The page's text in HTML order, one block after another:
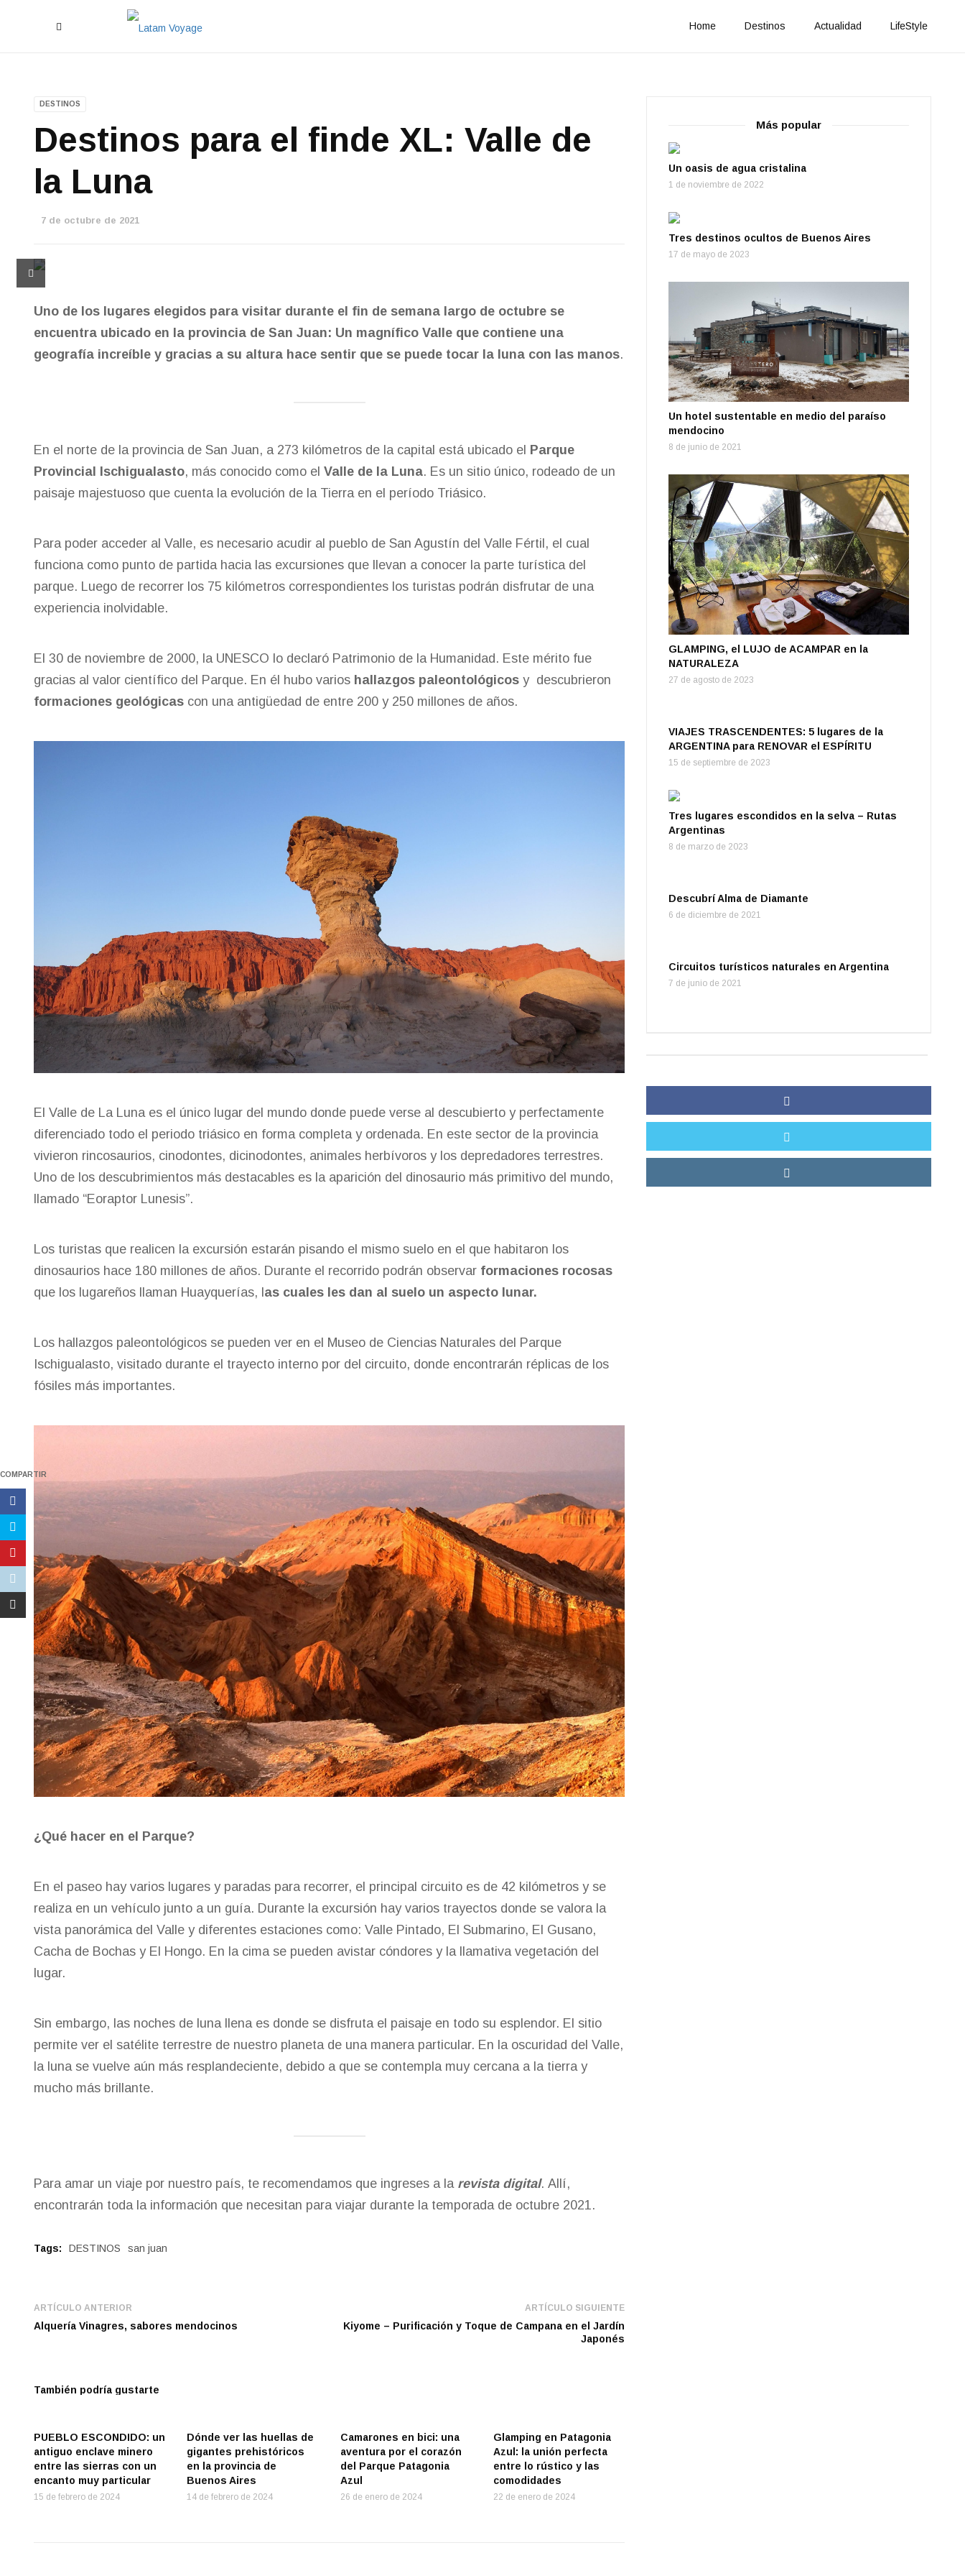
Home Destinos Actualidad LifeStyle
DESTINOS
Destinos para el finde XL: Valle de
la Luna
7 de octubre de 2021
COMPARTIR
Uno de los lugares elegidos para visitar durante el fin de semana largo de octubre se
encuentra ubicado en la provincia de San Juan: Un magnífico Valle que contiene una
geografía increíble y gracias a su altura hace sentir que se puede tocar la luna con las manos.
En el norte de la provincia de San Juan, a 273 kilómetros de la capital está ubicado el Parque
Provincial Ischigualasto, más conocido como el Valle de la Luna. Es un sitio único, rodeado de un
paisaje majestuoso que cuenta la evolución de la Tierra en el período Triásico.
Para poder acceder al Valle, es necesario acudir al pueblo de San Agustín del Valle Fértil, el cual
funciona como punto de partida hacia las excursiones que llevan a conocer la parte turística del
parque. Luego de recorrer los 75 kilómetros correspondientes los turistas podrán disfrutar de una
experiencia inolvidable.
El 30 de noviembre de 2000, la UNESCO lo declaró Patrimonio de la Humanidad. Este mérito fue
gracias al valor científico del Parque. En él hubo varios hallazgos paleontológicos y descubrieron
formaciones geológicas con una antigüedad de entre 200 y 250 millones de años.
El Valle de La Luna es el único lugar del mundo donde puede verse al descubierto y perfectamente
diferenciado todo el periodo triásico en forma completa y ordenada. En este sector de la provincia
vivieron rincosaurios, cinodontes, dicinodontes, animales herbívoros y los depredadores terrestres.
Uno de los descubrimientos más destacables es la aparición del dinosaurio más primitivo del mundo,
llamado “Eoraptor Lunesis”.
Los turistas que realicen la excursión estarán pisando el mismo suelo en el que habitaron los
dinosaurios hace 180 millones de años. Durante el recorrido podrán observar formaciones rocosas
que los lugareños llaman Huayquerías, l as cuales les dan al suelo un aspecto lunar.
Los hallazgos paleontológicos se pueden ver en el Museo de Ciencias Naturales del Parque
Ischigualasto, visitado durante el trayecto interno por del circuito, donde encontrarán réplicas de los
fósiles más importantes.
¿Qué hacer en el Parque?
En el paseo hay varios lugares y paradas para recorrer, el principal circuito es de 42 kilómetros y se
realiza en un vehículo junto a un guía. Durante la excursión hay varios trayectos donde se valora la
vista panorámica del Valle y diferentes estaciones como: Valle Pintado, El Submarino, El Gusano,
Cacha de Bochas y El Hongo. En la cima se pueden avistar cóndores y la llamativa vegetación del
lugar.
Sin embargo, las noches de luna llena es donde se disfruta el paisaje en todo su esplendor. El sitio
permite ver el satélite terrestre de nuestro planeta de una manera particular. En la oscuridad del Valle,
la luna se vuelve aún más resplandeciente, debido a que se contempla muy cercana a la tierra y
mucho más brillante.
Para amar un viaje por nuestro país, te recomendamos que ingreses a la revista digital. Allí,
encontrarán toda la información que necesitan para viajar durante la temporada de octubre 2021.
Tags: DESTINOS san juan
ARTÍCULO ANTERIOR
Alquería Vinagres, sabores mendocinos
ARTÍCULO SIGUIENTE
Kiyome – Purificación y Toque de Campana en el Jardín
Japonés
También podría gustarte
PUEBLO ESCONDIDO: un
antiguo enclave minero
entre las sierras con un
encanto muy particular
15 de febrero de 2024
Dónde ver las huellas de
gigantes prehistóricos
en la provincia de
Buenos Aires
14 de febrero de 2024
Camarones en bici: una
aventura por el corazón
del Parque Patagonia
Azul
26 de enero de 2024
Glamping en Patagonia
Azul: la unión perfecta
entre lo rústico y las
comodidades
22 de enero de 2024
Más popular
Un oasis de agua cristalina
1 de noviembre de 2022
Tres destinos ocultos de Buenos Aires
17 de mayo de 2023
Un hotel sustentable en medio del paraíso
mendocino
8 de junio de 2021
GLAMPING, el LUJO de ACAMPAR en la
NATURALEZA
27 de agosto de 2023
VIAJES TRASCENDENTES: 5 lugares de la
ARGENTINA para RENOVAR el ESPÍRITU
15 de septiembre de 2023
Tres lugares escondidos en la selva – Rutas
Argentinas
8 de marzo de 2023
Descubrí Alma de Diamante
6 de diciembre de 2021
Circuitos turísticos naturales en Argentina
7 de junio de 2021